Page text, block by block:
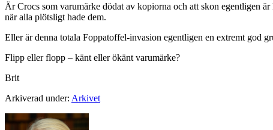
Är Crocs som varumärke dödat av kopiorna och att skon egentligen
när alla plötsligt hade dem.
Eller är denna totala Foppatoffel-invasion egentligen en extremt god
Flipp eller flopp – känt eller ökänt varumärke?
Brit
Arkiverad under: Arkivet